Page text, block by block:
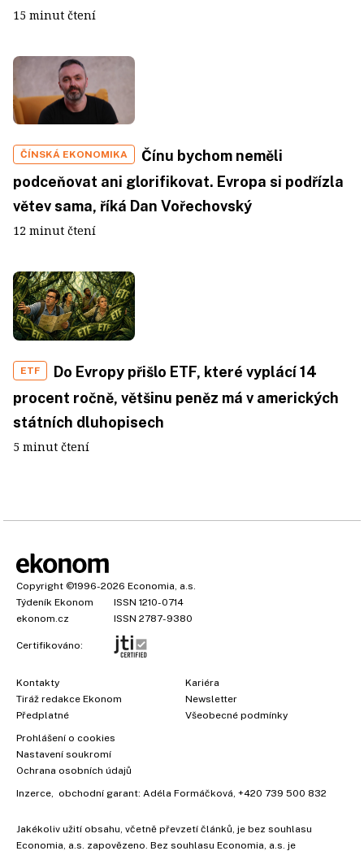
15 minut čtení
ČÍNSKÁ EKONOMIKA
Čínu bychom neměli
podceňovat ani glorifikovat. Evropa si podřízla
větev sama, říká Dan Vořechovský
12 minut čtení
ETF
Do Evropy přišlo ETF, které vyplácí 14
procent ročně, většinu peněz má v amerických
státních dluhopisech
5 minut čtení
Copyright ©1996-2026 Economia, a.s.
Týdeník Ekonom
ISSN 1210-0714
ekonom.cz
ISSN 2787-9380
Certifikováno:
Kontakty
Tiráž redakce Ekonom
Předplatné
Kariéra
Newsletter
Všeobecné podmínky
Prohlášení o cookies
Nastavení soukromí
Ochrana osobních údajů
Inzerce , obchodní garant: Adéla Formáčková +420 739 500 832
Jakékoliv užití obsahu, včetně převzetí článků, je bez souhlasu
Economia, a.s. zapovězeno. Bez souhlasu Economia, a.s. je